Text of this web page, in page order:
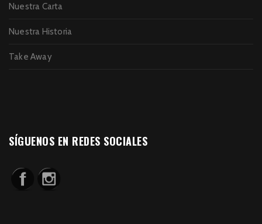
Nuestra Carta
Nuestra Historia
Take Away
SÍGUENOS EN REDES SOCIALES